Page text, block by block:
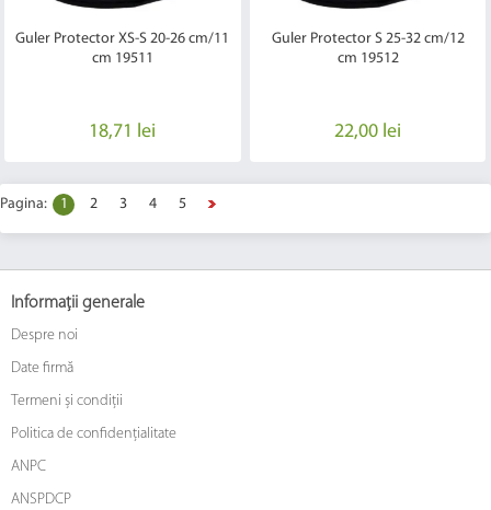
Guler Protector XS-S 20-26 cm/11
cm 19511
18,71 lei
Guler Protector S 25-32 cm/12
cm 19512
22,00 lei
Pagina: 1 2 3 4 5
Informații generale
Despre noi
Date firmă
Termeni și condiții
Politica de confidențialitate
ANPC
ANSPDCP